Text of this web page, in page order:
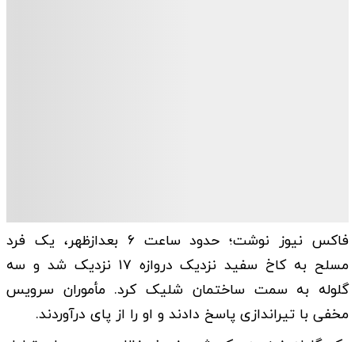
فاکس نیوز نوشت؛ حدود ساعت ۶ بعدازظهر، یک فرد
مسلح به کاخ سفید نزدیک دروازه ۱۷ نزدیک شد و سه
گلوله به سمت ساختمان شلیک کرد. مأموران سرویس
مخفی با تیراندازی پاسخ دادند و او را از پای درآوردند.